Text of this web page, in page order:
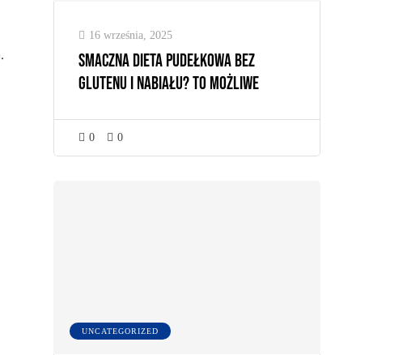
16 września, 2025
Smaczna dieta pudełkowa bez
glutenu i nabiału? To możliwe
0 0
UNCATEGORIZED